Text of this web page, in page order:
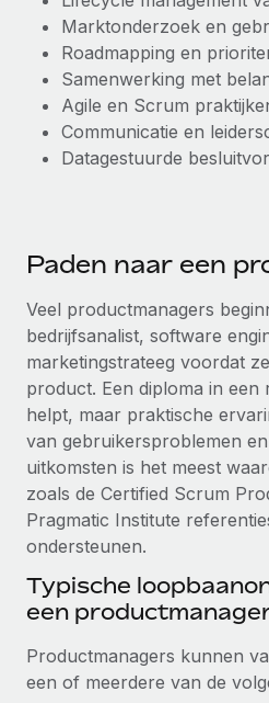
Marktonderzoek en
Roadmapping en
Samenwerking met
Agile en Scrum
Communicatie en
Datagestuurde
Paden naar een
Veel productmanagers
bedrijfsanalist, software
marketingstrateeg voordat
product. Een diploma in een
helpt, maar praktische
van gebruikersproblemen
uitkomsten is het meest
zoals de Certified Scrum
Pragmatic Institute
ondersteunen.
Typische
een
Productmanagers kunnen
een of meerdere van de